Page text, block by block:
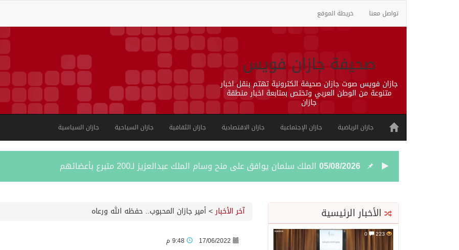
تواصل معنا خريطة الموقع
صحيفة جازان فويس
جازان فويس صوت جازان صحيفة الكترونية تهتم بنقل اخبار
متنوعة من الوطن العربي وتختص بمتابعة اخبار منطقة
جازان
جازان الرياضية جازان الإجتماعية جازان الاقتصادية جازان الثقافية جازان السياحية جازان السياسية
05/08/2026 الملك سلمان يوافق على منح وسام الملك عبدالعزيز لـ200 متبرع بأعضائهم
05/08/2026إيران تخفف موقفها بشأن “هرمز” وتدرس مشاركة أوروبية في إزالة الألغام
الأخبار الرئيسية
223
آخر الأخبار>أمير جازان المحبوب.. حفظه الله ورعاه
17/06/2022